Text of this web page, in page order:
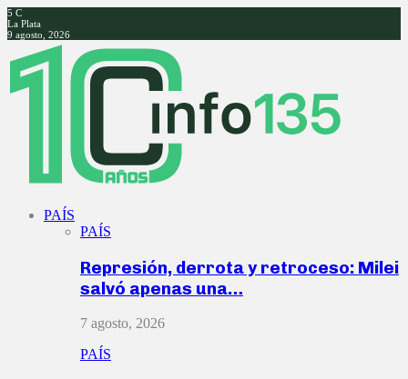
5 C
La Plata
9 agosto, 2026
Facebook
Twitter
Instagram
Youtube
PAÍS
PAÍS
Represión, derrota y retroceso: Milei
salvó apenas una…
7 agosto, 2026
PAÍS